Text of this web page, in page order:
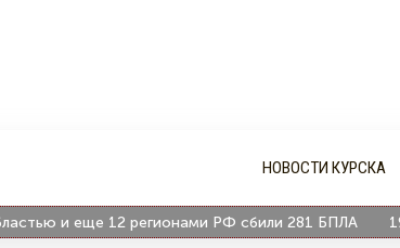
НОВОСТИ КУРСКА
12 регионами РФ сбили 281 БПЛА 19:54 В